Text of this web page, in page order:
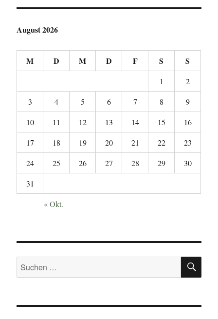
August 2026
M D M D F S S
1
2
3
4 5 6 7 8
9
10
11 12 13 14 15
16
17
18 19 20 21 22
23
24
25 26 27 28 29
30
31
« Okt.
Suchen
nach: